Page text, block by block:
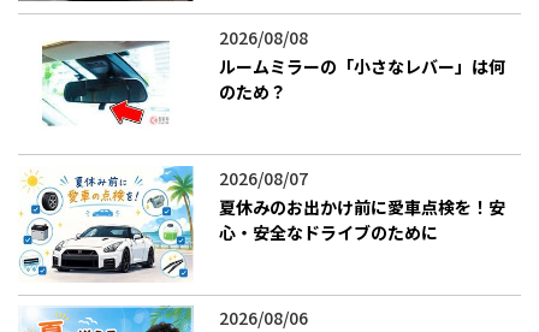
2026/08/08
ルームミラーの「小さなレバー」は何
のため？
2026/08/07
夏休みのお出かけ前に愛車点検を！安
心・安全なドライブのために
2026/08/06